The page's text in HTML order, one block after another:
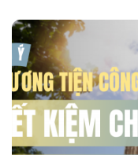
ở Hà Lan tiềm năng
chọn ngành học phù